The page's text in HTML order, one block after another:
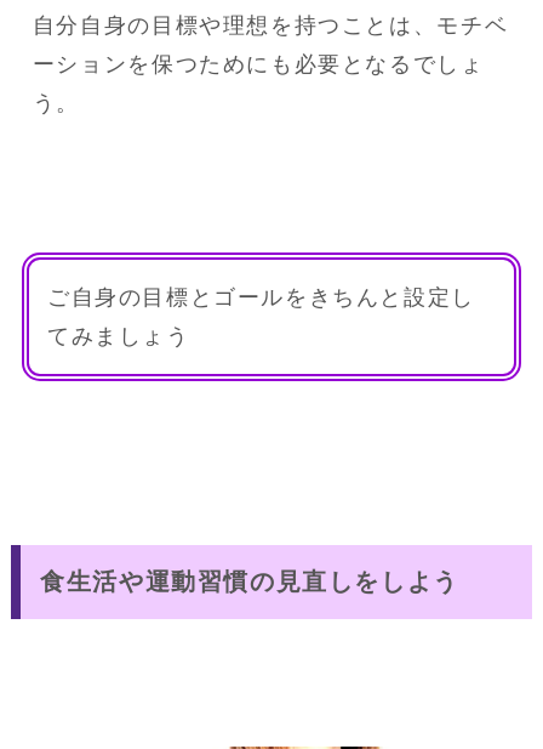
自分自身の目標や理想を持つことは、モチベ
ーションを保つためにも必要となるでしょ
う。
ご自身の目標とゴールをきちんと設定し
てみましょう
食生活や運動習慣の見直しをしよう